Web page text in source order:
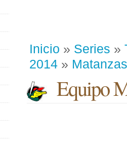
Inicio » Series »
2014 » Matanzas
Equipo